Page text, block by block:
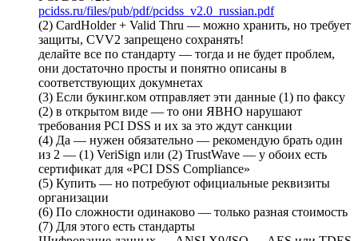
pcidss.ru/files/pub/pdf/pcidss_v2.0_russian.pdf
(2) CardHolder + Valid Thru — можно хранить, но требует
защиты, CVV2 запрещено сохранять!
делайте все по стандарту — тогда и не будет проблем,
они достаточно просты и понятно описаны в
соответствующих докумнетах
(3) Если букинг.ком отправляет эти данные (1) по факсу
(2) в открытом виде — то они ЯВНО нарушают
требования PCI DSS и их за это ждут санкции
(4) Да — нужен обязательно — рекомендую брать один
из 2 — (1) VeriSign или (2) TrustWave — у обоих есть
сертификат для «PCI DSS Compliance»
(5) Купить — но потребуют официальные реквизиты
организации
(6) По сложности одинаково — только разная стоимость
(7) Для этого есть стандарты